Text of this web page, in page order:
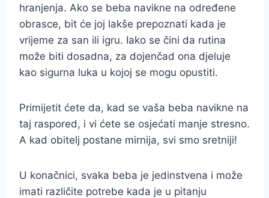
hranjenja. Ako se beba navikne na određene
obrasce, bit će joj lakše prepoznati kada je
vrijeme za san ili igru. Iako se čini da rutina
može biti dosadna, za dojenčad ona djeluje
kao sigurna luka u kojoj se mogu opustiti.
Primijetit ćete da, kad se vaša beba navikne na
taj raspored, i vi ćete se osjećati manje stresno.
A kad obitelj postane mirnija, svi smo sretniji!
U konačnici, svaka beba je jedinstvena i može
imati različite potrebe kada je u pitanju